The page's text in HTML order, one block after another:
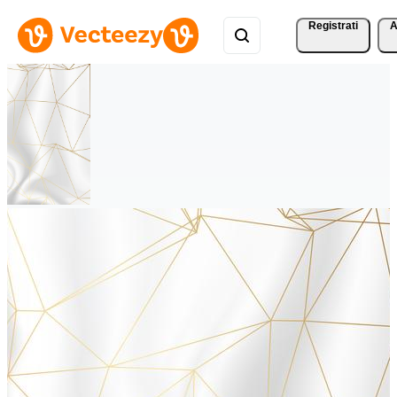
Registrati